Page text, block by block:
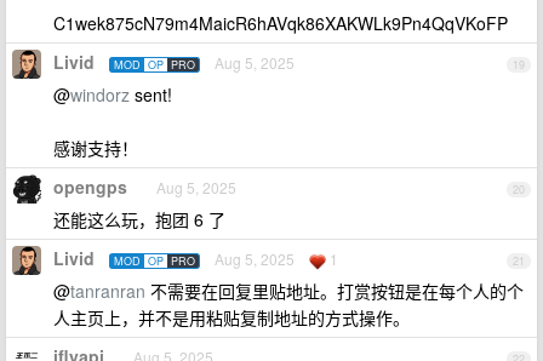
C1wek875cN79m4MaicR6hAVqk86XAKWLk9Pn4QqVKoFP
19
Livid MOD OP PRO Aug 5, 2025
@windorz sent!
感谢支持！
20
opengps Aug 5, 2025
还能这么玩，抱团 6 了
21
Livid MOD OP PRO Aug 5, 2025 1
@tanranran 不需要在回复里贴地址。打赏按钮是在每个人的个
人主页上，并不是用粘贴复制地址的方式操作。
Aug 5, 2025